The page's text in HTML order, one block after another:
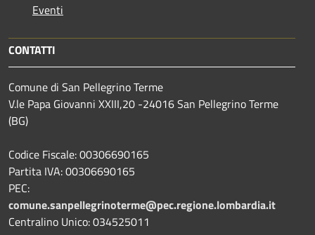
Eventi
CONTATTI
Comune di San Pellegrino Terme
V.le Papa Giovanni XXIII,20 -24016 San Pellegrino Terme
(BG)
Codice Fiscale: 00306690165
Partita IVA: 00306690165
PEC:
comune.sanpellegrinoterme@pec.regione.lombardia.it
Centralino Unico: 034525011